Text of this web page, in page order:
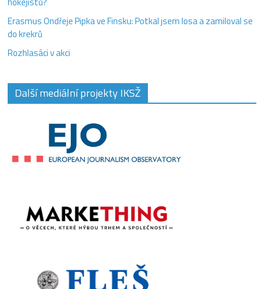
Erasmus Ondřeje Pipka ve Finsku: Potkal jsem losa a zamiloval se
do krekrů
Rozhlasáci v akci
Další mediální projekty IKSŽ